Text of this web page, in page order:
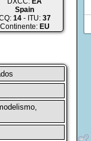
Spain
14- ITU: 37
Continente: EU